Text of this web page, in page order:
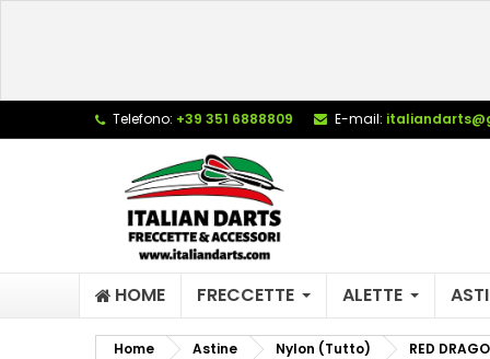
Telefono: +39 351 6888809 E-mail:
HOME FRECCETTE ALETTE
Home Astine Nylon (Tutto) RED
add_circle_outline